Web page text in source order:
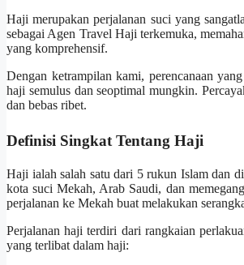
Haji merupakan perjalanan suci yang
sebagai Agen Travel Haji terkemuka,
yang komprehensif.
Dengan ketrampilan kami, perencanaan
haji semulus dan seoptimal mungkin.
dan bebas ribet.
Definisi Singkat Tentang Haji
Haji ialah salah satu dari 5 rukun Islam dan
kota suci Mekah, Arab Saudi, dan
perjalanan ke Mekah buat melakukan
Perjalanan haji terdiri dari rangkaian
yang terlibat dalam haji: